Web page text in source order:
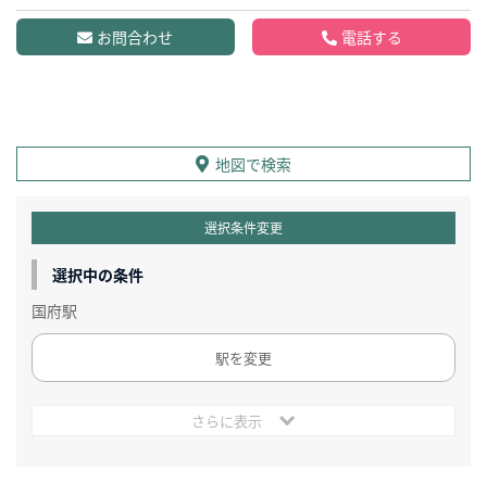
お問合わせ 電話する
地図で検索
選択条件変更
選択中の条件
国府駅
駅を変更
さらに表示